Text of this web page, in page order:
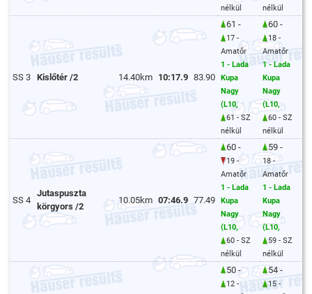
nélkül
nélkül
SS 3 Kislőtér /2 14.40km 10:17.9 83.90
61 -
17 -
Amatőr
1 - Lada
Kupa
Nagy
(L10,
61 - SZ
nélkül
60 -
18 -
Amatőr
1 - Lada
Kupa
Nagy
(L10,
60 - SZ
nélkül
SS 4
Jutaspuszta
körgyors /2
10.05km 07:46.9 77.49
60 -
19 -
Amatőr
1 - Lada
Kupa
Nagy
(L10,
60 - SZ
nélkül
59 -
18 -
Amatőr
1 - Lada
Kupa
Nagy
(L10,
59 - SZ
nélkül
50 -
12 -
54 -
15 -